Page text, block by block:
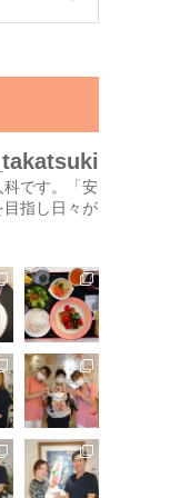
です。「安
指し日々が